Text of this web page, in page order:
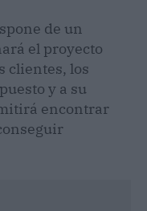
de un
el proyecto
clientes, los
y a su
encontrar